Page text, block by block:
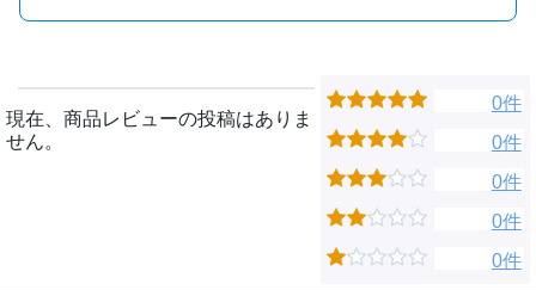
現在、商品レビューの投稿はありま
せん。
0件
0件
0件
0件
0件